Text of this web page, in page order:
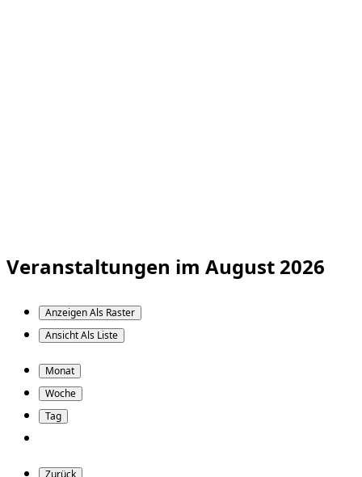
Veranstaltungen im August 2026
Anzeigen Als Raster
Ansicht Als Liste
Monat
Woche
Tag